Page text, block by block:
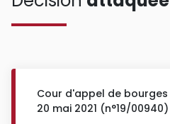
Cour d'appel de bourges
20 mai 2021 (n°19/00940)